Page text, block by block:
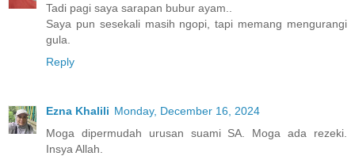
Tadi pagi saya sarapan bubur ayam..
Saya pun sesekali masih ngopi, tapi memang mengurangi
gula.
Reply
Ezna Khalili Monday, December 16, 2024
Moga dipermudah urusan suami SA. Moga ada rezeki.
Insya Allah.